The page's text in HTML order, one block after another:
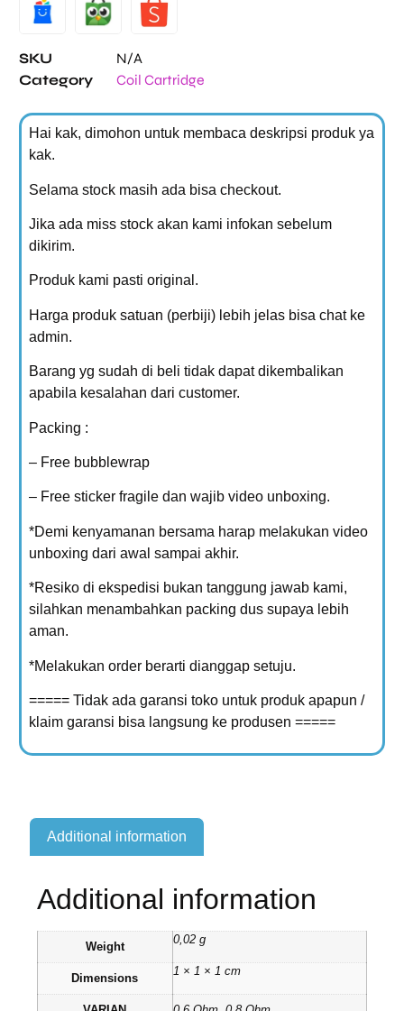
SKU
N/A
Category
Coil Cartridge
Hai kak, dimohon untuk membaca deskripsi produk ya
kak.
Selama stock masih ada bisa checkout.
Jika ada miss stock akan kami infokan sebelum
dikirim.
Produk kami pasti original.
Harga produk satuan (perbiji) lebih jelas bisa chat ke
admin.
Barang yg sudah di beli tidak dapat dikembalikan
apabila kesalahan dari customer.
Packing :
– Free bubblewrap
– Free sticker fragile dan wajib video unboxing.
*Demi kenyamanan bersama harap melakukan video
unboxing dari awal sampai akhir.
*Resiko di ekspedisi bukan tanggung jawab kami,
silahkan menambahkan packing dus supaya lebih
aman.
*Melakukan order berarti dianggap setuju.
===== Tidak ada garansi toko untuk produk apapun /
klaim garansi bisa langsung ke produsen =====
Additional information
Additional information
Weight
0,02 g
Dimensions
1 × 1 × 1 cm